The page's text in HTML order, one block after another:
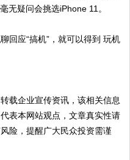
无疑问会挑选iPhone 11。
回应“搞机”，就可以得到 玩机
载企业宣传资讯，该相关信息
表本网站观点，文章真实性请
险，提醒广大民众投资需谨